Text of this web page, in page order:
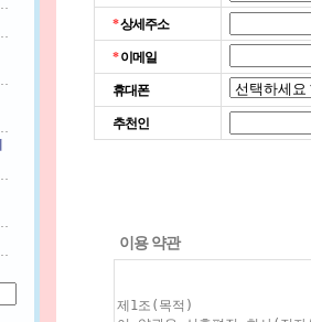
*상세주소
*이메일
휴대폰
추천인
이용 약관